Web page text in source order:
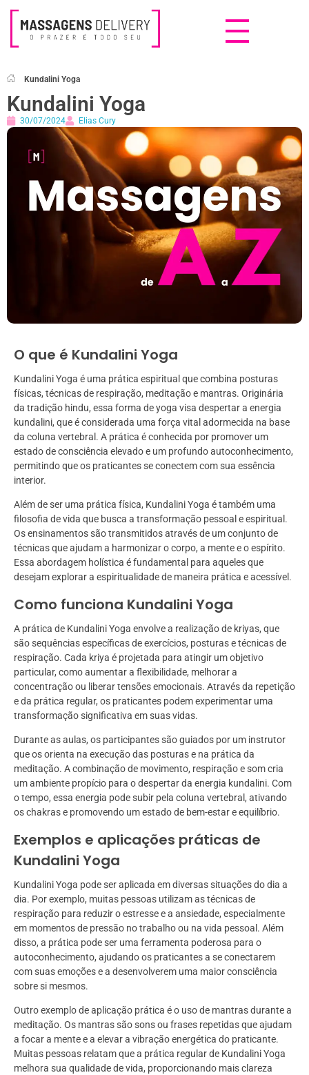
Kundalini Yoga
Kundalini Yoga
30/07/2024 Elias Cury
O que é Kundalini Yoga
Kundalini Yoga é uma prática espiritual que combina posturas
físicas, técnicas de respiração, meditação e mantras. Originária
da tradição hindu, essa forma de yoga visa despertar a energia
kundalini, que é considerada uma força vital adormecida na base
da coluna vertebral. A prática é conhecida por promover um
estado de consciência elevado e um profundo autoconhecimento,
permitindo que os praticantes se conectem com sua essência
interior.
Além de ser uma prática física, Kundalini Yoga é também uma
filosofia de vida que busca a transformação pessoal e espiritual.
Os ensinamentos são transmitidos através de um conjunto de
técnicas que ajudam a harmonizar o corpo, a mente e o espírito.
Essa abordagem holística é fundamental para aqueles que
desejam explorar a espiritualidade de maneira prática e acessível.
Como funciona Kundalini Yoga
A prática de Kundalini Yoga envolve a realização de kriyas, que
são sequências específicas de exercícios, posturas e técnicas de
respiração. Cada kriya é projetada para atingir um objetivo
particular, como aumentar a flexibilidade, melhorar a
concentração ou liberar tensões emocionais. Através da repetição
e da prática regular, os praticantes podem experimentar uma
transformação significativa em suas vidas.
Durante as aulas, os participantes são guiados por um instrutor
que os orienta na execução das posturas e na prática da
meditação. A combinação de movimento, respiração e som cria
um ambiente propício para o despertar da energia kundalini. Com
o tempo, essa energia pode subir pela coluna vertebral, ativando
os chakras e promovendo um estado de bem-estar e equilíbrio.
Exemplos e aplicações práticas de
Kundalini Yoga
Kundalini Yoga pode ser aplicada em diversas situações do dia a
dia. Por exemplo, muitas pessoas utilizam as técnicas de
respiração para reduzir o estresse e a ansiedade, especialmente
em momentos de pressão no trabalho ou na vida pessoal. Além
disso, a prática pode ser uma ferramenta poderosa para o
autoconhecimento, ajudando os praticantes a se conectarem
com suas emoções e a desenvolverem uma maior consciência
sobre si mesmos.
Outro exemplo de aplicação prática é o uso de mantras durante a
meditação. Os mantras são sons ou frases repetidas que ajudam
a focar a mente e a elevar a vibração energética do praticante.
Muitas pessoas relatam que a prática regular de Kundalini Yoga
melhora sua qualidade de vida, proporcionando mais clareza